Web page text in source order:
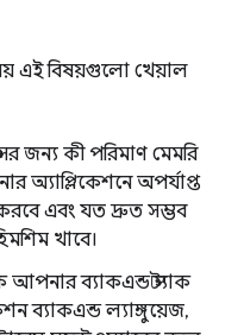
এই বিষয়গুলো খেয়াল
জন্য কী পরিমাণ মেমরি
অ্যাপ্লিকেশনে অপর্যাপ্ত
এবং যত দ্রুত সম্ভব
খাবে।
আপনার ব্যাকএন্ড স্ট্যাক
ব্যাকএন্ড ল্যাঙ্গুয়েজ,